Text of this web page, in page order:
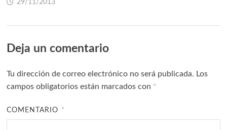
29/11/2013
Deja un comentario
Tu dirección de correo electrónico no será publicada. Los
campos obligatorios están marcados con *
COMENTARIO *